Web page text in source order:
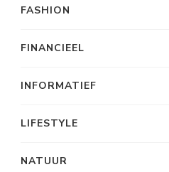
FASHION
FINANCIEEL
INFORMATIEF
LIFESTYLE
NATUUR